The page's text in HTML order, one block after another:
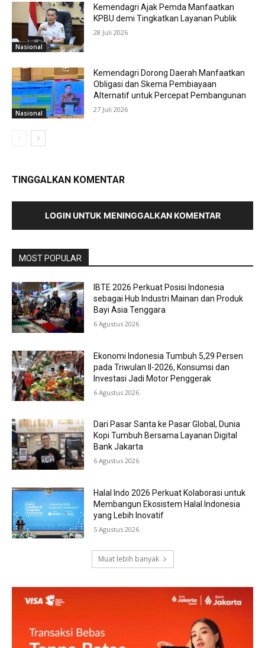
Nasional
Kemendagri Ajak Pemda Manfaatkan
KPBU demi Tingkatkan Layanan Publik
28 Juli 2026
Nasional
Kemendagri Dorong Daerah Manfaatkan
Obligasi dan Skema Pembiayaan
Alternatif untuk Percepat Pembangunan
27 Juli 2026
TINGGALKAN KOMENTAR
LOGIN UNTUK MENINGGALKAN KOMENTAR
MOST POPULAR
IBTE 2026 Perkuat Posisi Indonesia
sebagai Hub Industri Mainan dan Produk
Bayi Asia Tenggara
6 Agustus 2026
Ekonomi Indonesia Tumbuh 5,29 Persen
pada Triwulan II-2026, Konsumsi dan
Investasi Jadi Motor Penggerak
6 Agustus 2026
Dari Pasar Santa ke Pasar Global, Dunia
Kopi Tumbuh Bersama Layanan Digital
Bank Jakarta
6 Agustus 2026
Halal Indo 2026 Perkuat Kolaborasi untuk
Membangun Ekosistem Halal Indonesia
yang Lebih Inovatif
5 Agustus 2026
Muat lebih banyak